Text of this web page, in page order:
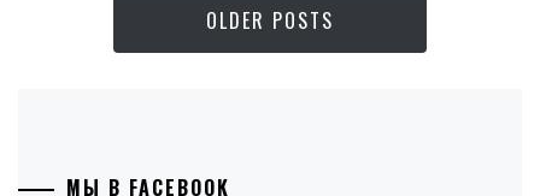
OLDER POSTS
МЫ В FACEBOOK